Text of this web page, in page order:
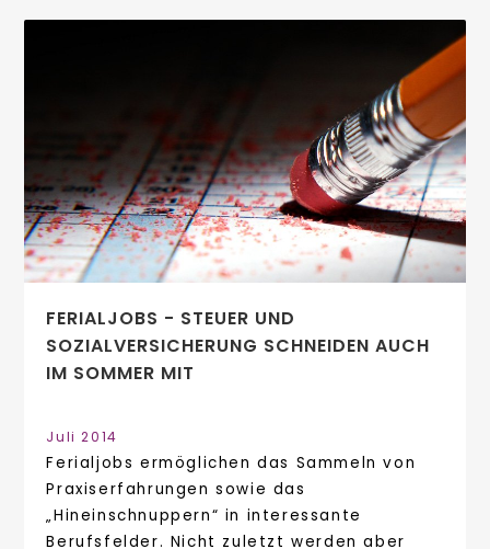
FERIALJOBS - STEUER UND
SOZIALVERSICHERUNG SCHNEIDEN AUCH
IM SOMMER MIT
Juli 2014
Ferialjobs ermöglichen das Sammeln von
Praxiserfahrungen sowie das
„Hineinschnuppern“ in interessante
Berufsfelder. Nicht zuletzt werden aber